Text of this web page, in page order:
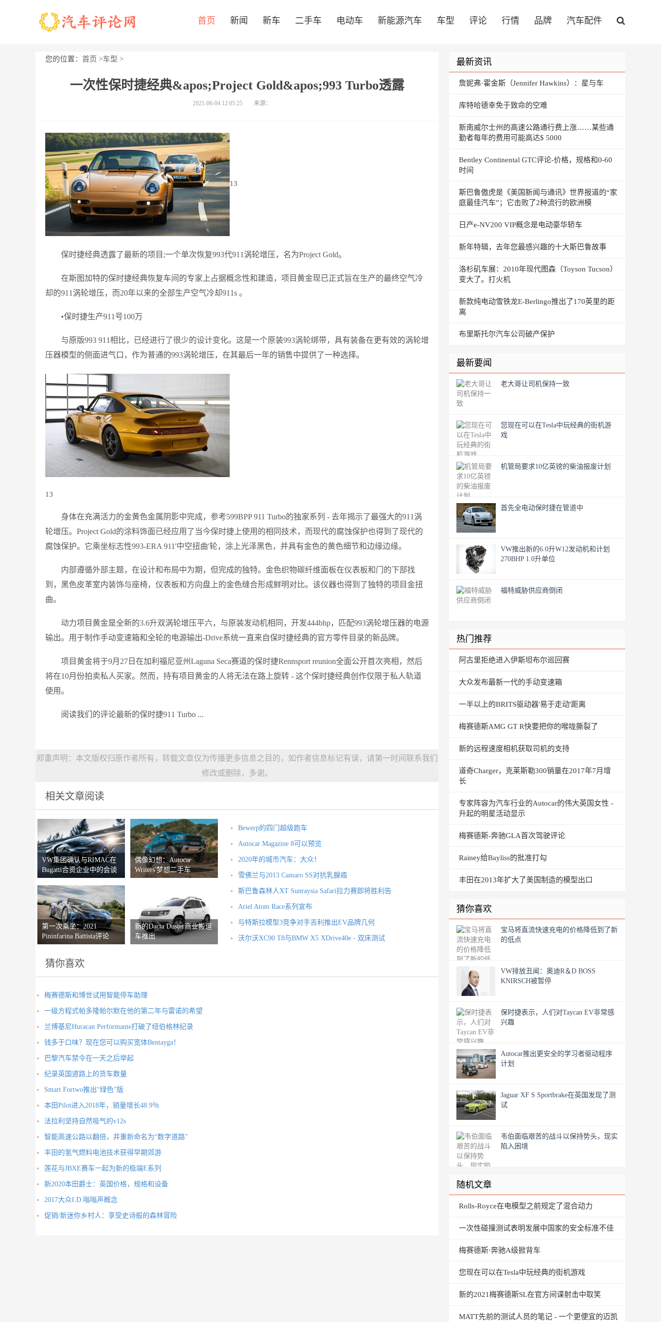
首页 新闻 新车 二手车 电动车 新能源汽车 车型 评论 行情 品牌 汽车配件
您的位置： 首页 >车型 >
一次性保时捷经典&apos;Project Gold&apos;993 Turbo透露
2021-06-04 12:05:25 来源：
13
保时捷经典透露了最新的项目;一个单次恢复993代911涡轮增压，名为Project Gold。
在斯图加特的保时捷经典恢复车间的专家上占据概念性和建造，项目黄金现已正式旨在生产的最终空气冷
却的911涡轮增压，而20年以来的全部生产空气冷却911s 。
•保时捷生产911号100万
与原版993 911相比，已经进行了很少的设计变化。这是一个原装993涡轮绑带，具有装备在更有效的涡轮增
压器模型的侧面进气口，作为普通的993涡轮增压，在其最后一年的销售中提供了一种选择。
13
身体在充满活力的金黄色金属阴影中完成，参考599BPP 911 Turbo的独家系列 - 去年揭示了最强大的911涡
轮增压。Project Gold的涂料饰面已经应用了当今保时捷上使用的相同技术，而现代的腐蚀保护也得到了现代的
腐蚀保护。它乘坐标志性993-ERA 911'中空扭曲'轮，涂上光泽黑色，并具有金色的黄色细节和边缘边缘。
内部遵循外部主题，在设计和布局中为期，但完成的独特。金色织物碳纤维面板在仪表板和门的下部找
到，黑色皮革室内装饰与座椅，仪表板和方向盘上的金色缝合形成鲜明对比。该仪器也得到了独特的项目金扭
曲。
动力项目黄金是全新的3.6升双涡轮增压平六，与原装发动机相同，开发444bhp，匹配993涡轮增压器的电源
输出。用于制作手动变速箱和全轮的电源输出-Drive系统一直来自保时捷经典的官方零件目录的新品牌。
项目黄金将于9月27日在加利福尼亚州Laguna Seca赛道的保时捷Rennsport reunion全面公开首次亮相，然后
将在10月份拍卖私人买家。然而，持有项目黄金的人将无法在路上旋转 - 这个保时捷经典创作仅限于私人轨道
使用。
阅读我们的评论最新的保时捷911 Turbo ...
郑重声明：本文版权归原作者所有，转载文章仅为传播更多信息之目的，如作者信息标记有误，请第一时间联系我们
修改或删除，多谢。
相关文章阅读
VW集团确认与RIMAC在
Bugatti合资企业中的会谈
偶像幻想：Autocar
Writers'梦想二手车
第一次乘坐：2021
Pininfarina Battista评论
新的Dacia Duster商业搬运
车推出
Bewerp的四门超级跑车
Autocar Magazine 8可以预览
2020年的城市汽车：大众！
雪佛兰与2013 Camaro SS对抗乳腺癌
斯巴鲁森林人XT Sunraysia Safari拉力赛即将胜利告
Ariel Atom Race系列宣布
与特斯拉模型3竞争对手吉利推出EV品牌几何
沃尔沃XC90 T8与BMW X5 XDrive40e - 双床测试
猜你喜欢
梅赛德斯和博世试用智能停车助理
一级方程式帕多隆帕尔默在他的第二年与雷诺的希望
兰博基尼Huracan Performante打破了纽伯格林纪录
钱多于口味？现在您可以购买宽体Bentayga！
巴黎汽车禁令在一天之后举起
纪录英国道路上的货车数量
Smart Fortwo推出“绿色”版
本田Pilot进入2018年，销量增长48.9％
法拉利坚持自然吸气的v12s
智能高速公路以翻倍，并重新命名为“数字道路”
丰田的氢气燃料电池技术获得早期郊游
莲花与JBXE赛车一起为新的极端E系列
新2020本田爵士：英国价格，规格和设备
2017大众I.D.嗡嗡声概念
促销/新迷你乡村人：享受史诗般的森林冒险
最新资讯
詹妮弗·霍金斯（Jennifer Hawkins）：星与车
库特哈德幸免于致命的空难
新南威尔士州的高速公路通行费上涨……某些通
勤者每年的费用可能高达$ 5000
Bentley Continental GTC评论-价格，规格和0-60
时间
斯巴鲁傲虎是《美国新闻与通讯》世界报道的“家
庭最佳汽车”；它击败了2种流行的欧洲模
日产e-NV200 VIP概念是电动豪华轿车
新年特辑，去年您最感兴趣的十大斯巴鲁故事
洛杉矶车展：2010年现代图森（Toyson Tucson）
变大了。打火机
新款纯电动雪铁龙E-Berlingo推出了170英里的距
离
布里斯托尔汽车公司破产保护
最新要闻
老大哥让司机保持一致
您现在可以在Tesla中玩经典的街机游
戏
机管局要求10亿英镑的柴油报废计划
首先全电动保时捷在管道中
VW推出新的6.0升W12发动机和计划
270BHP 1.0升单位
福特威胁供应商倒闭
热门推荐
阿古里拒绝进入伊斯坦布尔巡回赛
大众发布最新一代的手动变速箱
一半以上的BRITS驱动器'易于走动'距离
梅赛德斯AMG GT R快要把你的喉咙撕裂了
新的远程速度相机获取司机的支持
道奇Charger，克莱斯勒300销量在2017年7月增
长
专家阵容为汽车行业的Autocar的伟大英国女性 -
升起的明星活动显示
梅赛德斯-奔驰GLA首次驾驶评论
Rainey给Bayliss的批准打勾
丰田在2013年扩大了美国制造的模型出口
猜你喜欢
宝马将直流快速充电的价格降低到了新
的低点
VW排放丑闻：奥迪R＆D BOSS
KNIRSCH被暂停
保时捷表示，人们对Taycan EV非常感
兴趣
Autocar推出更安全的学习者驱动程序
计划
Jaguar XF S Sportbrake在英国发现了测
试
韦伯面临艰苦的战斗以保持势头，现实
陷入困境
随机文章
Rolls-Royce在电模型之前规定了混合动力
一次性碰撞测试表明发展中国家的安全标准不佳
梅赛德斯·奔驰A级掀背车
您现在可以在Tesla中玩经典的街机游戏
新的2021梅赛德斯SL在官方间谍射击中取笑
MATT先前的测试人员的笔记 - 一个更便宜的迈凯